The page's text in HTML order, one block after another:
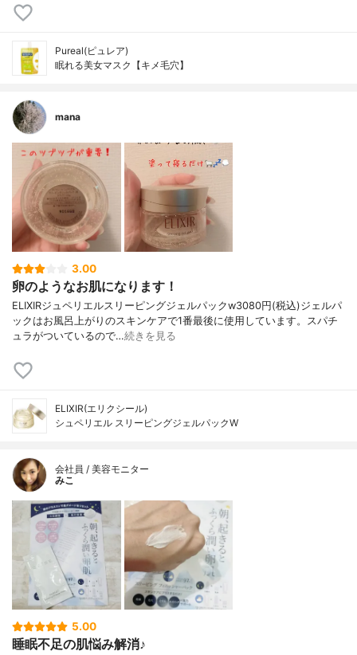
Pureal(ピュレア)
眠れる美女マスク【キメ毛穴】
mana
3.00
卵のようなお肌になります！
ELIXIRジュペリエルスリーピングジェルパックw3080円(税込)ジェルパ
ックはお風呂上がりのスキンケアで1番最後に使用しています。スパチ
ュラがついているので…続きを見る
ELIXIR(エリクシール)
シュペリエル スリーピングジェルパックW
会社員 / 美容モニター
みこ
5.00
睡眠不足の肌悩み解消♪